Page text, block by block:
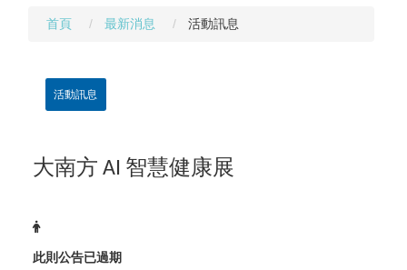
首頁 最新消息 活動訊息
活動訊息
大南方 AI 智慧健康展
此則公告已過期